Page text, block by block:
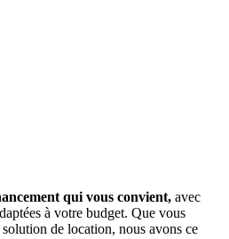
qui vous convient, avec
à votre budget. Que vous
de location, nous avons ce